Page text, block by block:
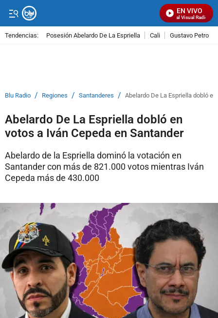
EN VIVO
Señal Visual Radio
Tendencias: Posesión Abelardo De La Espriella Cali Gustavo Petro
Blu Radio / Regiones / Santanderes / Abelardo De La Espriella dobló
Abelardo De La Espriella dobló en
votos a Iván Cepeda en Santander
Abelardo de la Espriella dominó la votación en
Santander con más de 821.000 votos mientras Iván
Cepeda más de 430.000